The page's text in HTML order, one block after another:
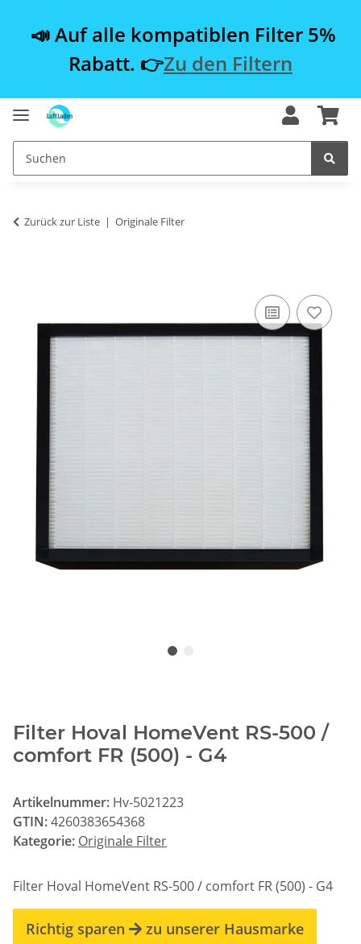
📣 Auf alle kompatiblen Filter 5%
Rabatt. 👉Zu den Filtern
Zurück zur Liste Originale Filter
Filter Hoval HomeVent RS-500 /
comfort FR (500) - G4
Artikelnummer: Hv-5021223
GTIN:4260383654368
Kategorie: Originale Filter
Filter Hoval HomeVent RS-500 / comfort FR (500) - G4
Richtig sparen zu unserer Hausmarke